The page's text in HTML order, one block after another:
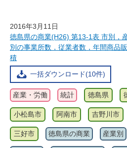
2016年3月11日
徳島県の商業(H26) 第13-1表 市別，
別の事業所数，従業者数，年間商品
積
一括ダウンロード(10件)
産業・労働 統計 徳島県
小松島市 阿南市 吉野川市
三好市 徳島県の商業 産業別